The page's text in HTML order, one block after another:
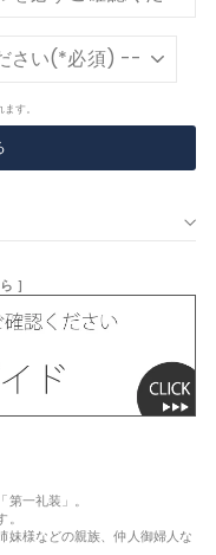
す。
］
一礼装」。
妹様などの親族、仲人御婦人な